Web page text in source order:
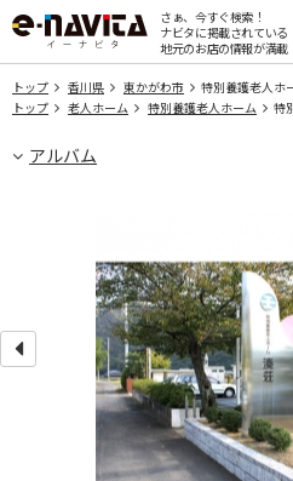
さぁ、今すぐ検索！
ナビタに掲載されている
地元のお店の情報が満載
トップ 香川県 東かがわ市
特別養護老人ホ
トップ
老人ホーム 特別養護老人ホーム 特
アルバム